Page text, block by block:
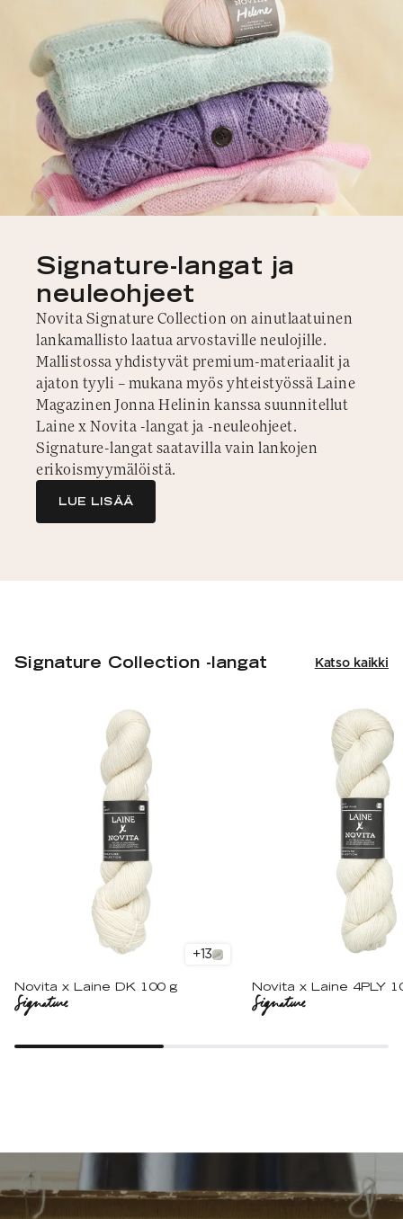
Signature-langat ja
neuleohjeet
Novita Signature Collection on ainutlaatuinen
lankamallisto laatua arvostaville neulojille.
Mallistossa yhdistyvät premium-materiaalit ja
ajaton tyyli – mukana myös yhteistyössä Laine
Magazinen Jonna Helinin kanssa suunnitellut
Laine x Novita -langat ja -neuleohjeet.
Signature-langat saatavilla vain lankojen
erikoismyymälöistä.
LUE LISÄÄ
Signature Collection -langat Katso kaikki
+13
Novita x Laine DK 100 g Novita x Laine 4PLY